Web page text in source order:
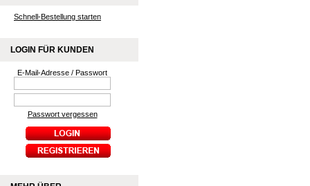
Schnell-Bestellung starten
LOGIN FÜR KUNDEN
E-Mail-Adresse / Passwort
Passwort vergessen